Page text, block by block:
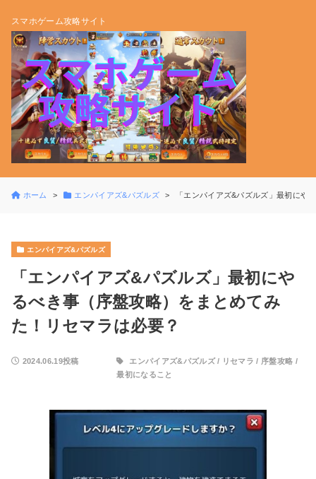
スマホゲーム攻略サイト
ホーム エンパイアズ&パズルズ 「エンパイアズ&パズルズ」最初にや
エンパイアズ&パズルズ
「エンパイアズ&パズルズ」最初にや
るべき事（序盤攻略）をまとめてみ
た！リセマラは必要？
2024.06.19投稿 エンパイアズ&パズルズ/ リセマラ / 序盤攻略 /
最初になること